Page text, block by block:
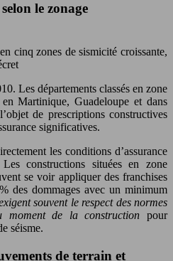
le zonage
cinq zones de sismicité croissante,
Les départements classés en zone
Martinique, Guadeloupe et dans
de prescriptions constructives
significatives.
les conditions d’assurance
constructions situées en zone
se voir appliquer des franchises
des dommages avec un minimum
souvent le respect des normes
moment de la construction pour
séisme.
de terrain et